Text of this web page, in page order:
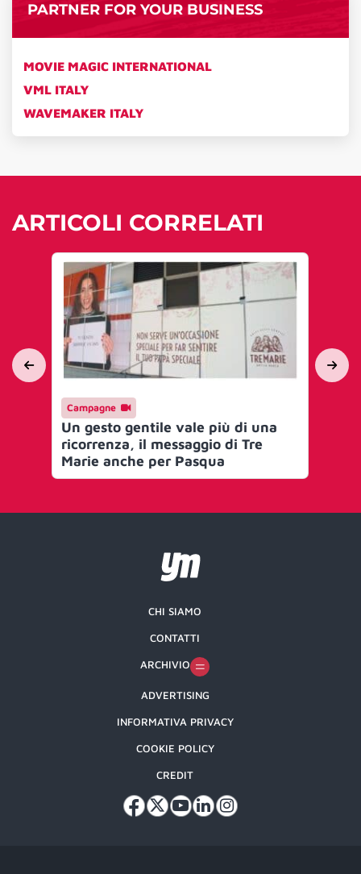
PARTNER FOR YOUR BUSINESS
MOVIE MAGIC INTERNATIONAL
VML ITALY
WAVEMAKER ITALY
ARTICOLI CORRELATI
Campagne
Un gesto gentile vale più di una
ricorrenza, il messaggio di Tre
Marie anche per Pasqua
CHI SIAMO
CONTATTI
ARCHIVIO
ADVERTISING
INFORMATIVA PRIVACY
COOKIE POLICY
CREDIT